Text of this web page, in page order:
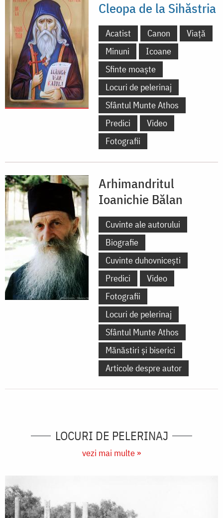
Cleopa de la Sihăstria
Acatist Canon
Viață
Minuni
Icoane
Sfinte moaște
Locuri de pelerinaj
Sfântul Munte Athos
Predici
Video
Fotografii
Arhimandritul
Ioanichie Bălan
Cuvinte ale autorului
Biografie
Cuvinte duhovnicești
Predici
Video
Fotografii
Locuri de pelerinaj
Sfântul Munte Athos
Mănăstiri și biserici
Articole despre autor
LOCURI DE PELERINAJ
vezi mai multe »